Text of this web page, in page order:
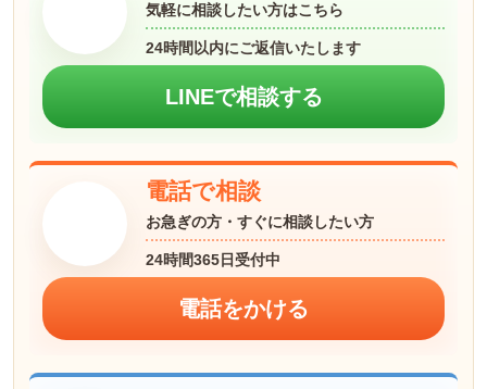
気軽に相談したい方はこちら
24時間以内にご返信いたします
LINEで相談する
電話で相談
お急ぎの方・すぐに相談したい方
24時間365日受付中